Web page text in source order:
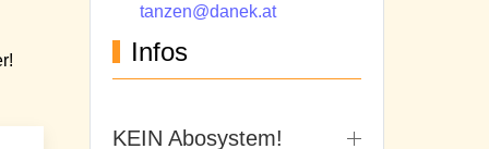
tanzen@danek.at
Infos
KEIN Abosystem!